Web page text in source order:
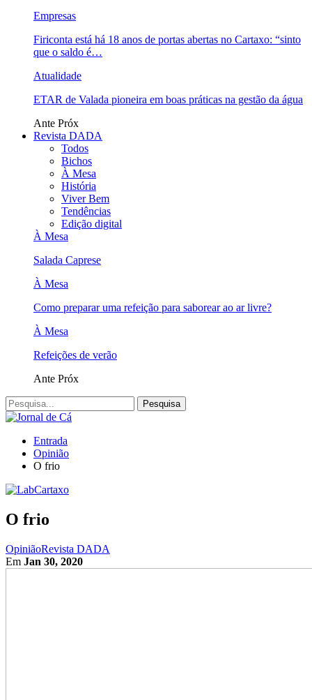
Empresas
Firiconta está há 18 anos de portas abertas no Cartaxo: “sinto
que o saldo é…
Atualidade
ETAR de Valada pioneira em boas práticas na gestão da água
Ante Próx
Revista DADA
Todos
Bichos
À Mesa
História
Viver Bem
Tendências
Edição digital
À Mesa
Salada Caprese
À Mesa
Como preparar uma refeição para saborear ao ar livre?
À Mesa
Refeições de verão
Ante Próx
Entrada
Opinião
O frio
O frio
OpiniãoRevista DADA
Em Jan 30, 2020